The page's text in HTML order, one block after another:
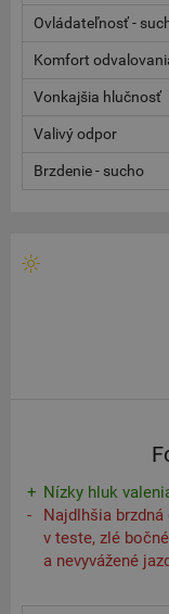
Ovládateľnosť -
Komfort
Vonkajšia hlučnosť
Valivý odpor
Brzdenie - sucho
Nízky hluk
Najdlhšia
v teste, zlé
a nevyvážené